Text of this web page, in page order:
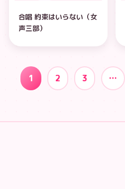
合唱 約束はいらない（女
声三部）
1 2 3 …